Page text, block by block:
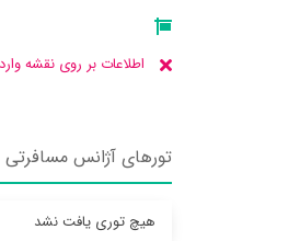
اطلاعات بر روی نقشه
تورهای آژانس مسافرتی
هیچ توری یافت نشد